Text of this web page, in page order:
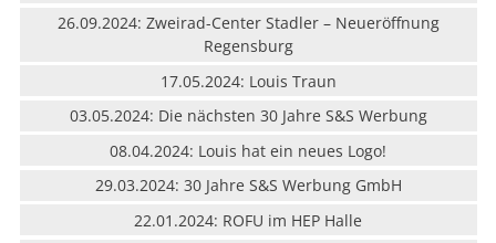
26.09.2024: Zweirad-Center Stadler – Neueröffnung
Regensburg
17.05.2024: Louis Traun
03.05.2024: Die nächsten 30 Jahre S&S Werbung
08.04.2024: Louis hat ein neues Logo!
29.03.2024: 30 Jahre S&S Werbung GmbH
22.01.2024: ROFU im HEP Halle